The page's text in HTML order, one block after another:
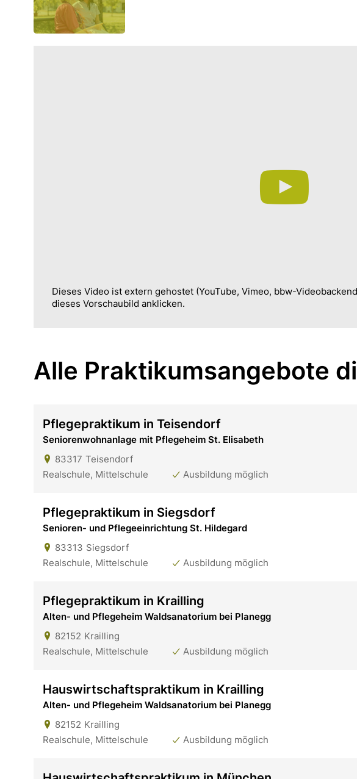
Dieses Video ist extern gehostet (YouTube, Vimeo, bbw-
dieses Vorschaubild anklicken.
Alle Praktikumsangebote
Pflegepraktikum in Teisendorf
Seniorenwohnanlage mit Pflegeheim St. Elisabeth
83317 Teisendorf
Realschule, Mittelschule
Ausbildung möglich
Pflegepraktikum in Siegsdorf
Senioren- und Pflegeeinrichtung St. Hildegard
83313 Siegsdorf
Realschule, Mittelschule
Ausbildung möglich
Pflegepraktikum in Krailling
Alten- und Pflegeheim Waldsanatorium bei Planegg
82152 Krailling
Realschule, Mittelschule
Ausbildung möglich
Hauswirtschaftspraktikum in Krailling
Alten- und Pflegeheim Waldsanatorium bei Planegg
82152 Krailling
Realschule, Mittelschule
Ausbildung möglich